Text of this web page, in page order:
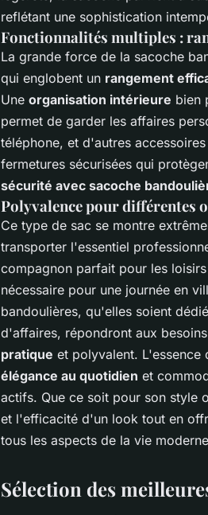
reflétant une sophistication
Fonctionnalités multiples :
La grande force de la sacoche
qui englobent un rangement
Une organisation intérieure bien
permet de garder les affaires
téléphone, et d'autres
fermetures sécurisées qui
sécurité avec sacoche
Polyvalence pour différentes
Ce type de sac se montre
transporter l'essentiel
compagnon parfait pour les
nécessaire pour une journée en
bandoulières, qu'elles soient
d'affaires, répondront aux
pratique et polyvalent. L'essence
élégance au quotidien et
actifs. Que ce soit pour son style
et l'efficacité d'un look tout en
tous les aspects de la vie
Sélection des